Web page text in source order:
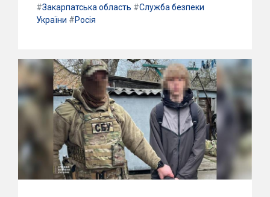
#Закарпатська область #Служба безпеки
України #Росія